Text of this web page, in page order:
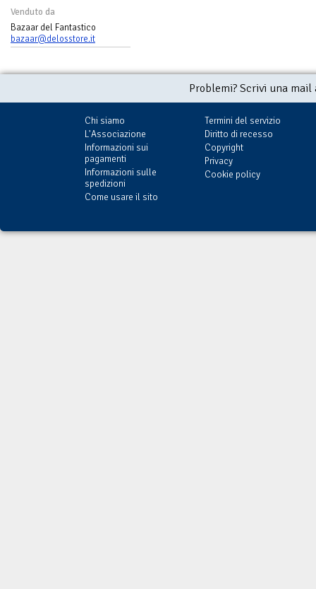
Venduto da
Bazaar del Fantastico
bazaar@delosstore.it
Problemi? Scrivi una
Chi siamo
L'Associazione
Informazioni sui
pagamenti
Informazioni sulle
spedizioni
Come usare il sito
Termini del servizio
Diritto di recesso
Copyright
Privacy
Cookie policy